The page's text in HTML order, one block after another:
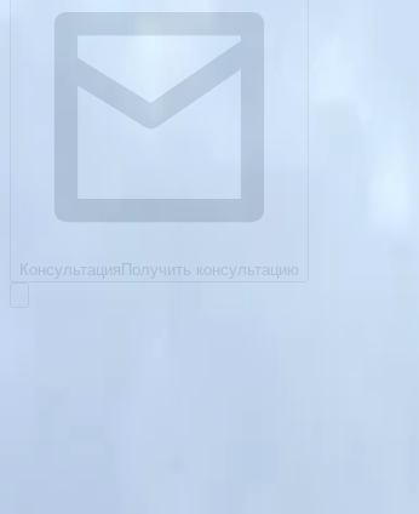
Консультация Получить консультацию